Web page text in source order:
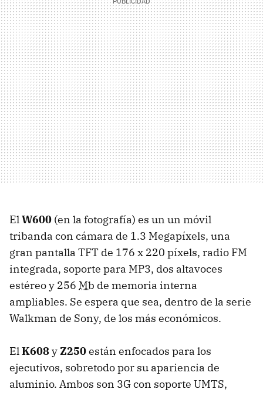
ElW600 (en la fotografía) es un un móvil
tribanda con cámara de 1.3 Megapíxels, una
gran pantalla TFT de 176 x 220 píxels, radio FM
integrada, soporte para MP3, dos altavoces
estéreo y 256 Mb de memoria interna
ampliables. Se espera que sea, dentro de la serie
Walkman de Sony, de los más económicos.
ElK608yZ250están enfocados para los
ejecutivos, sobretodo por su apariencia de
aluminio. Ambos son 3G con soporte UMTS,